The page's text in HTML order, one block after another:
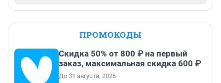
ПРОМОКОДЫ
Скидка 50% от 800 ₽ на первый
заказ, максимальная скидка 600 ₽
До 31 августа, 2026